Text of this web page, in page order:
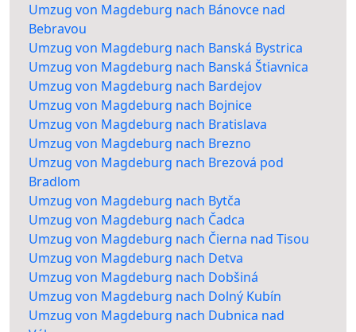
Umzug von Magdeburg nach Bánovce nad
Bebravou
Umzug von Magdeburg nach Banská Bystrica
Umzug von Magdeburg nach Banská Štiavnica
Umzug von Magdeburg nach Bardejov
Umzug von Magdeburg nach Bojnice
Umzug von Magdeburg nach Bratislava
Umzug von Magdeburg nach Brezno
Umzug von Magdeburg nach Brezová pod
Bradlom
Umzug von Magdeburg nach Bytča
Umzug von Magdeburg nach Čadca
Umzug von Magdeburg nach Čierna nad Tisou
Umzug von Magdeburg nach Detva
Umzug von Magdeburg nach Dobšiná
Umzug von Magdeburg nach Dolný Kubín
Umzug von Magdeburg nach Dubnica nad